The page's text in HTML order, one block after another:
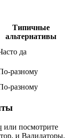
Типичные
альтернативы
да
или посмотрите
, и Валидаторы.